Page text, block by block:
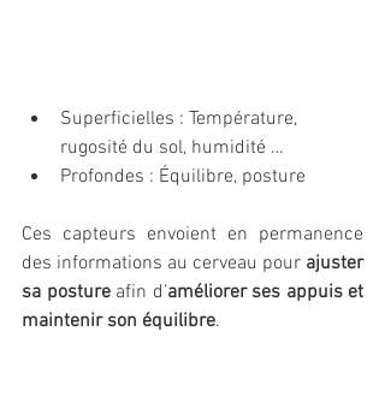
Superficielles : Température,
rugosité du sol, humidité …
Profondes : Équilibre, posture
Ces capteurs envoient en permanence
des informations au cerveau pour ajuster
sa posture afin d’améliorer ses appuis et
maintenir son équilibre.